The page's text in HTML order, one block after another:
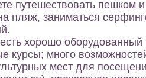
путешествовать пешком
пляж, заниматься
хорошо
курсы; много
мест для